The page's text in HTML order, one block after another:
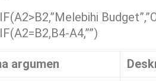
A4,””)
argumen